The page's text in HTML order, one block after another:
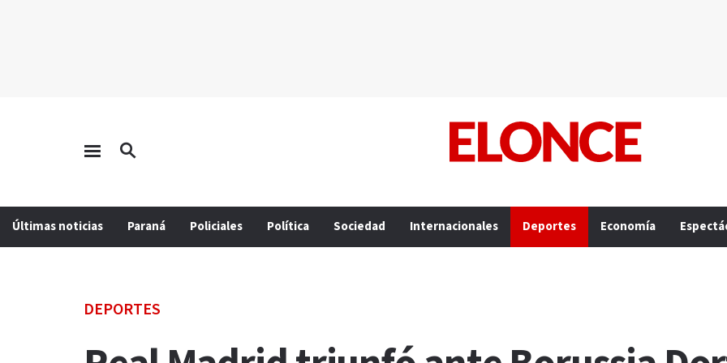
Últimas noticias Paraná Policiales Política Sociedad Internacionales Deportes Economía
DEPORTES